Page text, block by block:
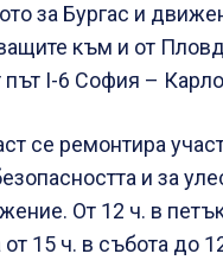
за Бургас и
към и от
път I-6 София –
се ремонтира
и за
От 12 ч. в
15 ч. в събота до